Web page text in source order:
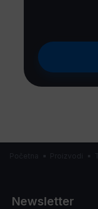
Newsletter